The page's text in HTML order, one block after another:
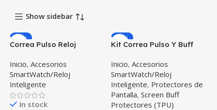
Show sidebar
-15%
Correa Pulso Reloj
galaxy Active 40mm
Inicio, Accesorios
SmartWatch/Reloj
Inteligente
In stock
-17%
Kit Correa Pulso Y Buff
Samsung Galaxy Active
40mm
Inicio, Accesorios
SmartWatch/Reloj
Inteligente, Protectores de
Pantalla, Screen Buff
Protectores (TPU)